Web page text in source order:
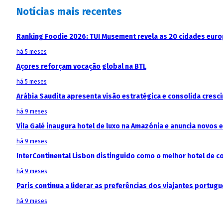
Notícias mais recentes
Ranking Foodie 2026: TUI Musement revela as 20 cidades
há 5 meses
Açores reforçam vocação global na BTL
há 5 meses
Arábia Saudita apresenta visão estratégica e consolida
há 9 meses
Vila Galé inaugura hotel de luxo na Amazónia e anuncia
há 9 meses
InterContinental Lisbon distinguido como o melhor hotel de
há 9 meses
Paris continua a liderar as preferências dos viajantes
há 9 meses